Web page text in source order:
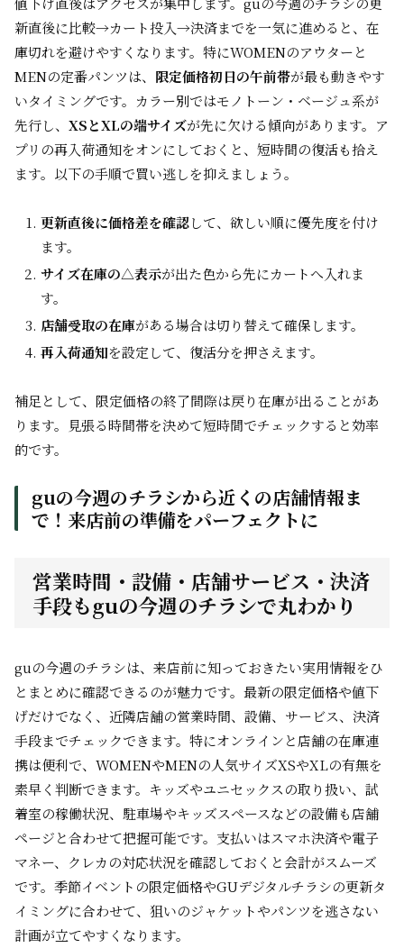
新直後に比較→カート投入→決済までを一気に進めると、在
庫切れを避けやすくなります。特にWOMENのアウターと
MENの定番パンツは、 限定価格初日の午前帯が最も動きやす
いタイミングです。カラー別ではモノトーン・ベージュ系が
先行し、 XSとXLの端サイズが先に欠ける傾向があります。ア
プリの再入荷通知をオンにしておくと、短時間の復活も拾え
ます。以下の手順で買い逃しを抑えましょう。
更新直後に価格差を確認して、欲しい順に優先度を付け
ます。
サイズ在庫の△表示が出た色から先にカートへ入れま
す。
店舗受取の在庫がある場合は切り替えて確保します。
再入荷通知を設定して、復活分を押さえます。
補足として、限定価格の終了間際は戻り在庫が出ることがあ
ります。見張る時間帯を決めて短時間でチェックすると効率
的です。
guの今週のチラシから近くの店舗情報ま
で！来店前の準備をパーフェクトに
営業時間・設備・店舗サービス・決済
手段もguの今週のチラシで丸わかり
guの今週のチラシは、来店前に知っておきたい実用情報をひ
とまとめに確認できるのが魅力です。最新の限定価格や値下
げだけでなく、近隣店舗の営業時間、設備、サービス、決済
手段までチェックできます。特にオンラインと店舗の在庫連
携は便利で、WOMENやMENの人気サイズXSやXLの有無を
素早く判断できます。キッズやユニセックスの取り扱い、試
着室の稼働状況、駐車場やキッズスペースなどの設備も店舗
ページと合わせて把握可能です。支払いはスマホ決済や電子
マネー、クレカの対応状況を確認しておくと会計がスムーズ
です。季節イベントの限定価格やGUデジタルチラシの更新タ
イミングに合わせて、狙いのジャケットやパンツを逃さない
計画が立てやすくなります。